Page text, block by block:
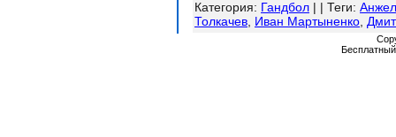
Категория: Гандбол | | Теги:
Толкачев Иван Мартыненко